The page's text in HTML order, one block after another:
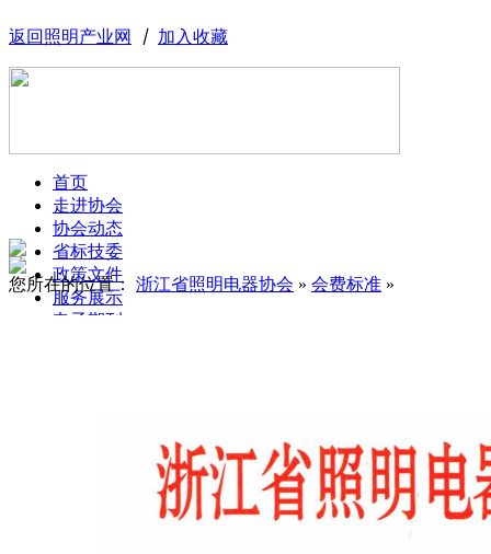
返回照明产业网 丨 加入收藏
首页
走进协会
协会动态
省标技委
政策文件
服务展示
电子期刊
您所在的位置： 浙江省照明电器协会 » 会费标准 »